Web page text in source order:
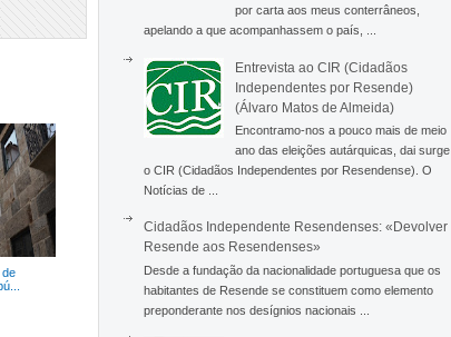
de
por carta aos meus conterrâneos,
apelando a que acompanhassem o país, ...
Entrevista ao CIR (Cidadãos
Independentes por Resende)
(Álvaro Matos de Almeida)
Encontramo-nos a pouco mais de meio
ano das eleições autárquicas, dai surge
o CIR (Cidadãos Independentes por Resendense). O
Notícias de ...
Cidadãos Independente Resendenses: «Devolver
Resende aos Resendenses»
Desde a fundação da nacionalidade portuguesa que os
habitantes de Resende se constituem como elemento
preponderante nos desígnios nacionais ...